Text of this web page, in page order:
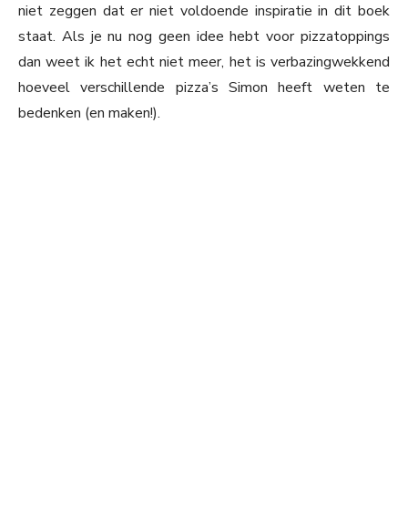
niet zeggen dat er niet voldoende inspiratie in dit boek
staat. Als je nu nog geen idee hebt voor pizzatoppings
dan weet ik het echt niet meer, het is verbazingwekkend
hoeveel verschillende pizza’s Simon heeft weten te
bedenken (en maken!).